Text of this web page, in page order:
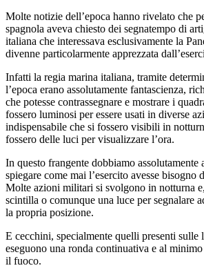
Molte notizie dell’epoca hanno rivelato che
spagnola aveva chiesto dei segnatempo di
italiana che interessava esclusivamente la
divenne particolarmente apprezzata
Infatti la regia marina italiana, tramite
l’epoca erano assolutamente fantascienza,
che potesse contrassegnare e mostrare i
fossero luminosi per essere usati in diverse
indispensabile che si fossero visibili in
fossero delle luci per visualizzare l’ora.
In questo frangente dobbiamo assolutamente
spiegare come mai l’esercito avesse bisogno
Molte azioni militari si svolgono in notturna
scintilla o comunque una luce per segnalare
la propria posizione.
E cecchini, specialmente quelli presenti sulle
eseguono una ronda continuativa e al
il fuoco.